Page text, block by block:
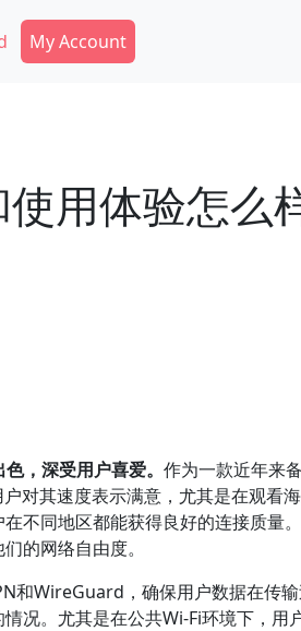
Secondary Menu
My Account
用体验怎么
，深受用户喜爱。 作为一款近年来
对其速度表示满意，尤其是在观看
不同地区都能获得良好的连接质量
的网络自由度。
和WireGuard，确保用户数据在传
况。尤其是在公共Wi-Fi环境下，